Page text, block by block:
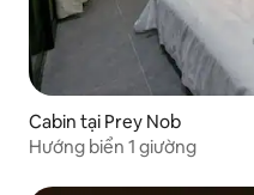
Cabin tại Prey Nob
Hướng biển 1 giường